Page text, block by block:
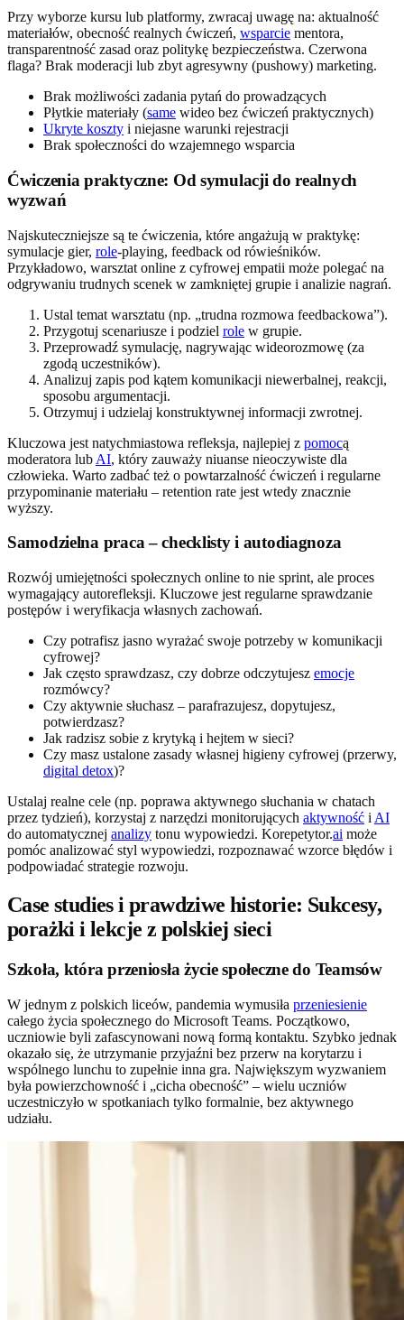
Przy wyborze kursu lub platformy, zwracaj uwagę na: aktualność
materiałów, obecność realnych ćwiczeń, wsparcie mentora,
transparentność zasad oraz politykę bezpieczeństwa. Czerwona
flaga? Brak moderacji lub zbyt agresywny (pushowy) marketing.
Brak możliwości zadania pytań do prowadzących
Płytkie materiały (same wideo bez ćwiczeń praktycznych)
Ukryte koszty i niejasne warunki rejestracji
Brak społeczności do wzajemnego wsparcia
Ćwiczenia praktyczne: Od symulacji do realnych
wyzwań
Najskuteczniejsze są te ćwiczenia, które angażują w praktykę:
symulacje gier, role-playing, feedback od rówieśników.
Przykładowo, warsztat online z cyfrowej empatii może polegać na
odgrywaniu trudnych scenek w zamkniętej grupie i analizie nagrań.
Ustal temat warsztatu (np. „trudna rozmowa feedbackowa”).
Przygotuj scenariusze i podziel role w grupie.
Przeprowadź symulację, nagrywając wideorozmowę (za
zgodą uczestników).
Analizuj zapis pod kątem komunikacji niewerbalnej, reakcji,
sposobu argumentacji.
Otrzymuj i udzielaj konstruktywnej informacji zwrotnej.
Kluczowa jest natychmiastowa refleksja, najlepiej z pomocą
moderatora lub AI, który zauważy niuanse nieoczywiste dla
człowieka. Warto zadbać też o powtarzalność ćwiczeń i regularne
przypominanie materiału – retention rate jest wtedy znacznie
wyższy.
Samodzielna praca – checklisty i autodiagnoza
Rozwój umiejętności społecznych online to nie sprint, ale proces
wymagający autorefleksji. Kluczowe jest regularne sprawdzanie
postępów i weryfikacja własnych zachowań.
Czy potrafisz jasno wyrażać swoje potrzeby w komunikacji
cyfrowej?
Jak często sprawdzasz, czy dobrze odczytujesz emocje
rozmówcy?
Czy aktywnie słuchasz – parafrazujesz, dopytujesz,
potwierdzasz?
Jak radzisz sobie z krytyką i hejtem w sieci?
Czy masz ustalone zasady własnej higieny cyfrowej (przerwy,
digital detox)?
Ustalaj realne cele (np. poprawa aktywnego słuchania w chatach
przez tydzień), korzystaj z narzędzi monitorujących aktywność i AI
do automatycznej analizy tonu wypowiedzi. Korepetytor.ai może
pomóc analizować styl wypowiedzi, rozpoznawać wzorce błędów i
podpowiadać strategie rozwoju.
Case studies i prawdziwe historie: Sukcesy,
porażki i lekcje z polskiej sieci
Szkoła, która przeniosła życie społeczne do Teamsów
W jednym z polskich liceów, pandemia wymusiła przeniesienie
całego życia społecznego do Microsoft Teams. Początkowo,
uczniowie byli zafascynowani nową formą kontaktu. Szybko jednak
okazało się, że utrzymanie przyjaźni bez przerw na korytarzu i
wspólnego lunchu to zupełnie inna gra. Największym wyzwaniem
była powierzchowność i „cicha obecność” – wielu uczniów
uczestniczyło w spotkaniach tylko formalnie, bez aktywnego
udziału.